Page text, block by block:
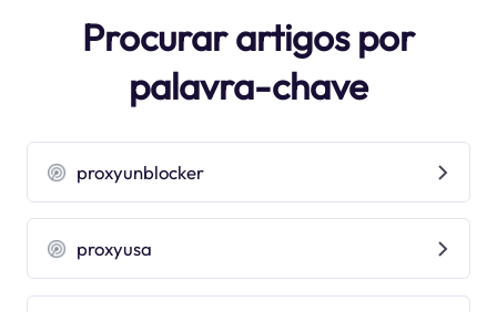
Procurar artigos por
palavra-chave
proxyunblocker
proxyusa